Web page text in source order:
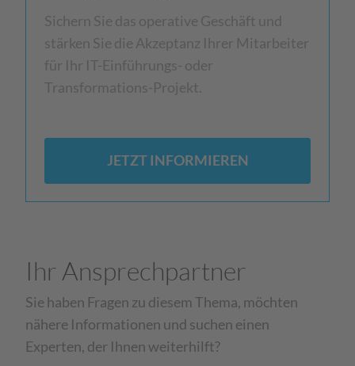
Sichern Sie das operative Geschäft und
stärken Sie die Akzeptanz Ihrer Mitarbeiter
für Ihr IT-Einführungs- oder
Transformations-Projekt.
JETZT INFORMIEREN
Ihr Ansprechpartner
Sie haben Fragen zu diesem Thema, möchten
nähere Informationen und suchen einen
Experten, der Ihnen weiterhilft?